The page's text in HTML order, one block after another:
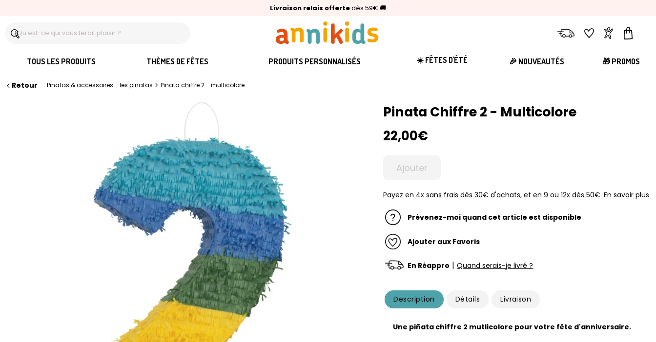
Livraison relais offertedès 59€ 🚚
🥇Palmarès Capital 2025 :Annikids N°1
⭐⭐⭐⭐⭐4,6/5(24 000 avis clients)
LivraisonFavorisComptePanier
TOUS LES PRODUITS THÈMES DE FÊTES PRODUITS PERSONNALISÉS ☀️ FÊTES D'ÉTÉ 🎉 NOUVEAUTÉS 🎁 PROMOS
Retour Pinatas & accessoires - les pinatas > Pinata chiffre 2 - multicolore
Pinata Chiffre 2 - Multicolore
22,00€
Ajouter
Payez en 4x sans frais dès 30€ d'achats, et en 9 ou 12x dès 50€.En savoir plus
Prévenez-moi quand cet article est disponible
Ajouter aux Favoris
En Réappro | Quand serais-je livré ?
Description Détails Livraison
Une piñata chiffre 2 mutlicolore pour votre fête d'anniversaire.